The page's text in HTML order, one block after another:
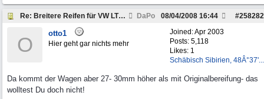
Re: Breitere Reifen für VW LT 45 4x4 DaPo #258282
08/04/2008 16:44
Joined:Apr 2003
Posts: 5,118
Likes: 1
Schäbisch Sibirien, 48Â°37'...
O otto1
Hier geht gar nichts mehr
Da kommt der Wagen aber 27- 30mm höher als mit Originalbereifung- das
wolltest Du doch nicht!